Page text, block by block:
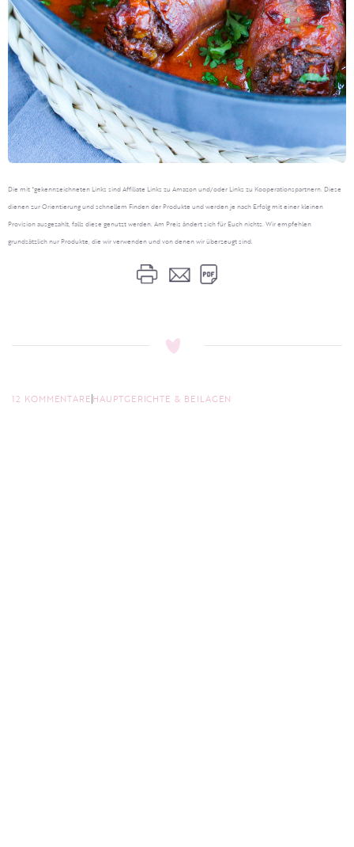
Die mit *gekennzeichneten Links sind Affiliate Links zu Amazon und/oder Links zu Kooperationspartnern. Diese
dienen zur Orientierung und schnellem Finden der Produkte und werden je nach Erfolg mit einer kleinen
Provision ausgezahlt, falls diese genutzt werden. Am Preis ändert sich für Euch nichts. Wir empfehlen
grundsätzlich nur Produkte, die wir verwenden und von denen wir überzeugt sind.
12 KOMMENTAREHAUPTGERICHTE & BEILAGEN